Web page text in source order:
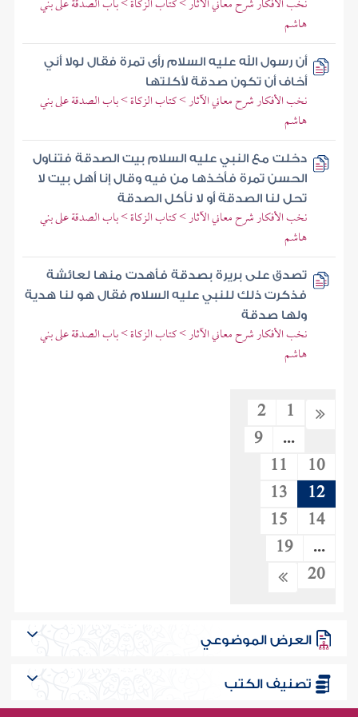
هاشم
أن رسول الله عليه السلام رأى تمرة فقال لولا أني
أخاف أن تكون صدقة لأكلتها
نخب الأفكار شرح معاني الآثار > كتاب الزكاة > باب الصدقة على بني
هاشم
دخلت مع النبي عليه السلام بيت الصدقة فتناول
الحسن تمرة فأخذها من فيه وقال إنا أهل بيت لا
تحل لنا الصدقة أو لا نأكل الصدقة
نخب الأفكار شرح معاني الآثار > كتاب الزكاة > باب الصدقة على بني
هاشم
تصدق على بريرة بصدقة فأهدت منها لعائشة
فذكرت ذلك للنبي عليه السلام فقال هو لنا هدية
ولها صدقة
نخب الأفكار شرح معاني الآثار > كتاب الزكاة > باب الصدقة على بني
هاشم
1
2
...
9
10
11
12
13
14
15
...
19
20
العرض الموضوعي
تصنيف الكتب